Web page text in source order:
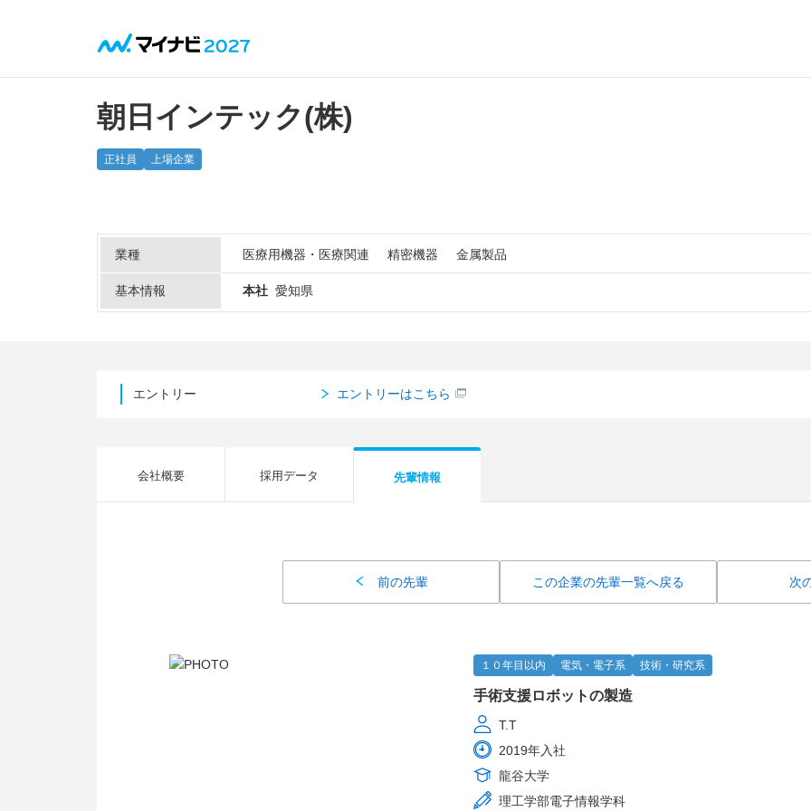
朝日インテック(株)
正社員 上場企業
業種 医療用機器・医療関連 精密機器 金属製品
基本情報 本社 愛知県
エントリー エントリーはこちら
会社概要 採用データ 先輩情報
前の先輩 この企業の先輩一覧へ戻る 次
１０年目以内 電気・電子系 技術・研究系
手術支援ロボットの製造
T.T
2019年入社
龍谷大学
理工学部電子情報学科